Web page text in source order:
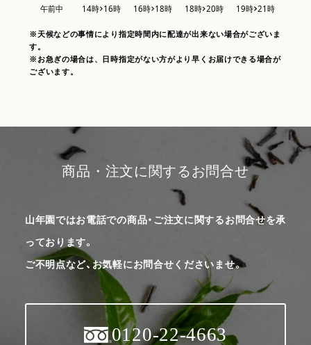
※天候などの事情により指定時間内に配達が出来ない場合がございま
す。
※お急ぎの場合は、日時指定がない方がより早くお届けできる場合が
ございます。
商品・注文に関するお問合せ
山年園ではお電話での商品・ご注文に関するお問合せを承
っております。
ご不明点など、お気軽にお問合せくださいませ。
0120-22-4663